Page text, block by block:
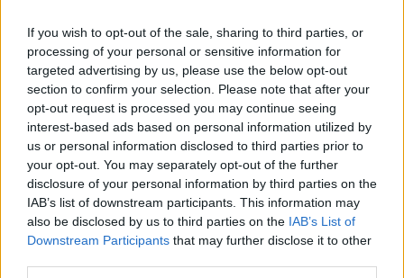
If you wish to opt-out of the sale, sharing to third parties, or
processing of your personal or sensitive information for
targeted advertising by us, please use the below opt-out
section to confirm your selection. Please note that after your
opt-out request is processed you may continue seeing
interest-based ads based on personal information utilized by
us or personal information disclosed to third parties prior to
your opt-out. You may separately opt-out of the further
disclosure of your personal information by third parties on the
IAB’s list of downstream participants. This information may
also be disclosed by us to third parties on the IAB’s List of
Downstream Participants that may further disclose it to other
Estremoz recebe exposição Student Prize 2026 com 30 jovens